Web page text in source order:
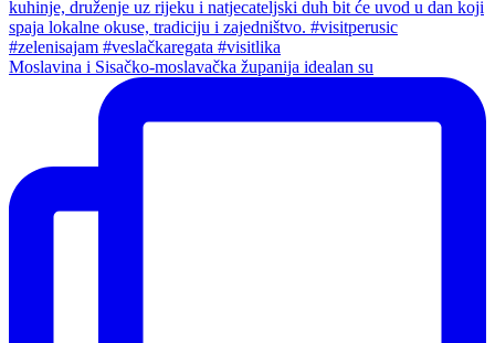
Moslavina i Sisačko-moslavačka županija idealan su